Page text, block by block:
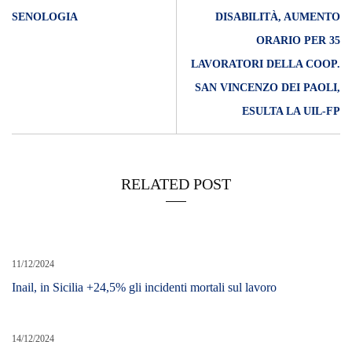
SENOLOGIA
DISABILITÀ, AUMENTO
ORARIO PER 35
LAVORATORI DELLA COOP.
SAN VINCENZO DEI PAOLI,
ESULTA LA UIL-FP
RELATED POST
11/12/2024
Inail, in Sicilia +24,5% gli incidenti mortali sul lavoro
14/12/2024